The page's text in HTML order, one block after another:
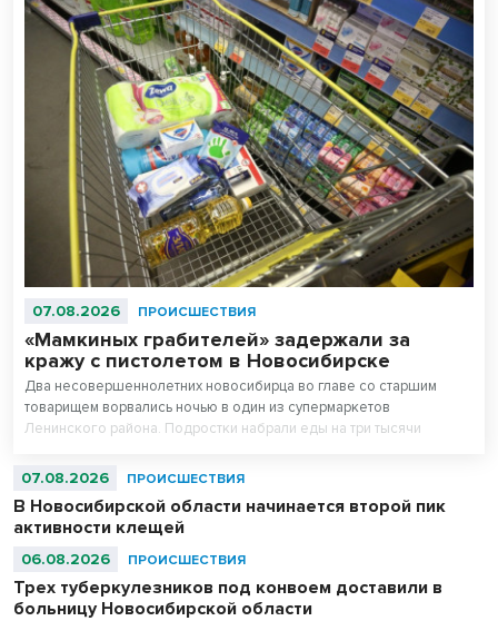
07.08.2026 ПРОИСШЕСТВИЯ
«Мамкиных грабителей» задержали за
кражу с пистолетом в Новосибирске
Два несовершеннолетних новосибирца во главе со старшим
товарищем ворвались ночью в один из супермаркетов
Ленинского района. Подростки набрали еды на три тысячи
07.08.2026 ПРОИСШЕСТВИЯ
В Новосибирской области начинается второй пик
активности клещей
06.08.2026 ПРОИСШЕСТВИЯ
Трех туберкулезников под конвоем доставили в
больницу Новосибирской области